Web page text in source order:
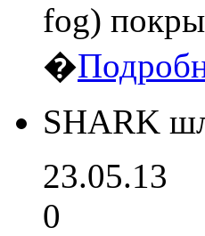
fog)
�
SHARK
23.05.13
0